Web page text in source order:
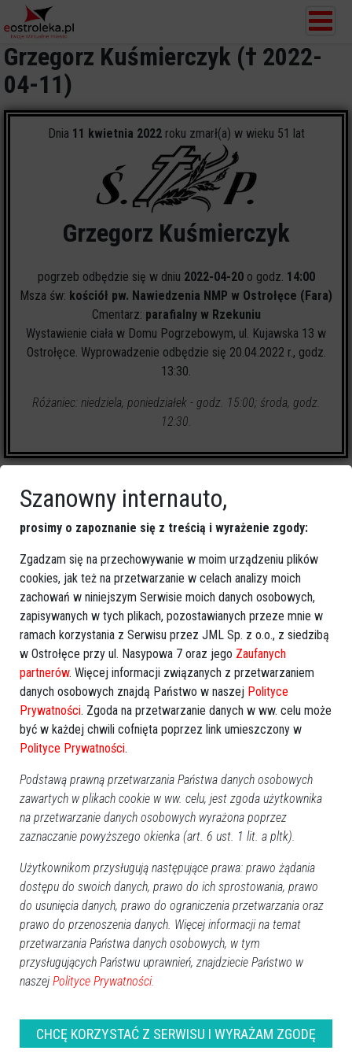
Grzegorz Kuśmierczyk († 2022-
04-11)
Dnia 11 kwietnia 2022roku zmarł(a) w wieku 51 lat
Grzegorz Kuśmierczyk
pogrzeb odbędzie się w dniu 2022-04-20o godz. 14:00
Msza św: kościół pw. Nawiedzenia NMP w Ostrołęce (Fara)
Cmentarz: parafialny w Rzekuniu
Wystawienie ciała w Domu Pogrzebowym, ul. Kujawska 13 w
Ostrołęce. Wyprowadzenie odbędzie się 20.04.2022 r., godz.
13:30.
Różaniec: niedziela, poniedziałek - godz. 15:00; środa, godz.
12:30.
🕯Zapal świeczkę ↗Udostępnij
wróć
ROCZNICA ŚMIERCI
Szanowny internauto,
prosimy o zapoznanie się z treścią i wyrażenie zgody:
Zgadzam się na przechowywanie w moim urządzeniu plików
cookies, jak też na przetwarzanie w celach analizy moich
zachowań w niniejszym Serwisie moich danych osobowych,
zapisywanych w tych plikach, pozostawianych przeze mnie w
ramach korzystania z Serwisu przez JML Sp. z o.o., z siedzibą
w Ostrołęce przy ul. Nasypowa 7 oraz jego Zaufanych
partnerów. Więcej informacji związanych z przetwarzaniem
danych osobowych znajdą Państwo w naszej Polityce
Prywatności. Zgoda na przetwarzanie danych w ww. celu może
być w każdej chwili cofnięta poprzez link umieszczony w
Polityce Prywatności.
Podstawą prawną przetwarzania Państwa danych osobowych
zawartych w plikach cookie w ww. celu, jest zgoda użytkownika
na przetwarzanie danych osobowych wyrażona poprzez
zaznaczanie powyższego okienka (art. 6 ust. 1 lit. a pltk).
Użytkownikom przysługują następujące prawa: prawo żądania
dostępu do swoich danych, prawo do ich sprostowania, prawo
do usunięcia danych, prawo do ograniczenia przetwarzania oraz
prawo do przenoszenia danych. Więcej informacji na temat
przetwarzania Państwa danych osobowych, w tym
przysługujących Państwu uprawnień, znajdziecie Państwo w
naszej Polityce Prywatności.
CHCĘ KORZYSTAĆ Z SERWISU I WYRAŻAM ZGODĘ